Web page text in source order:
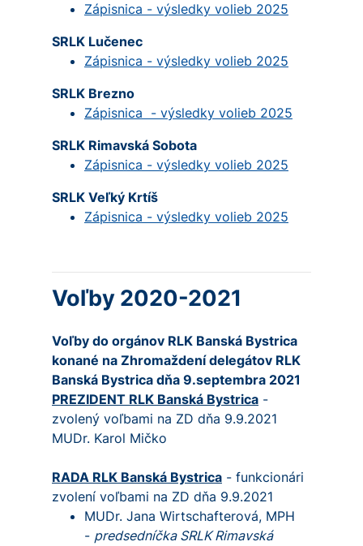
Zápisnica - výsledky volieb 2025
SRLK Lučenec
Zápisnica - výsledky volieb 2025
SRLK Brezno
Zápisnica - výsledky volieb 2025
SRLK Rimavská Sobota
Zápisnica - výsledky volieb 2025
SRLK Veľký Krtíš
Zápisnica - výsledky volieb 2025
Voľby 2020-2021
Voľby do orgánov RLK Banská Bystrica
konané na Zhromaždení delegátov RLK
Banská Bystrica dňa 9.septembra 2021
PREZIDENT RLK Banská Bystrica -
zvolený voľbami na ZD dňa 9.9.2021
MUDr. Karol Mičko
RADA RLK Banská Bystrica - funkcionári
zvolení voľbami na ZD dňa 9.9.2021
MUDr. Jana Wirtschafterová, MPH
- predsedníčka SRLK Rimavská